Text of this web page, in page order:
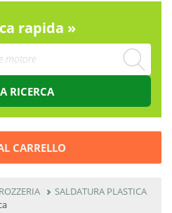
rapida »
RICERCA
CARRELLO
SALDATURA PLASTICA